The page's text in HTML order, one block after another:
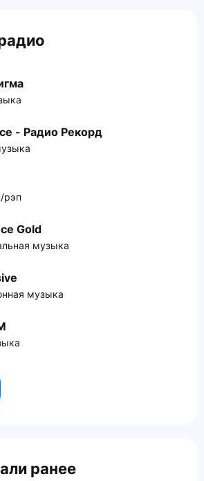
- Радио Рекорд
рэп
Gold
музыка
музыка
ранее